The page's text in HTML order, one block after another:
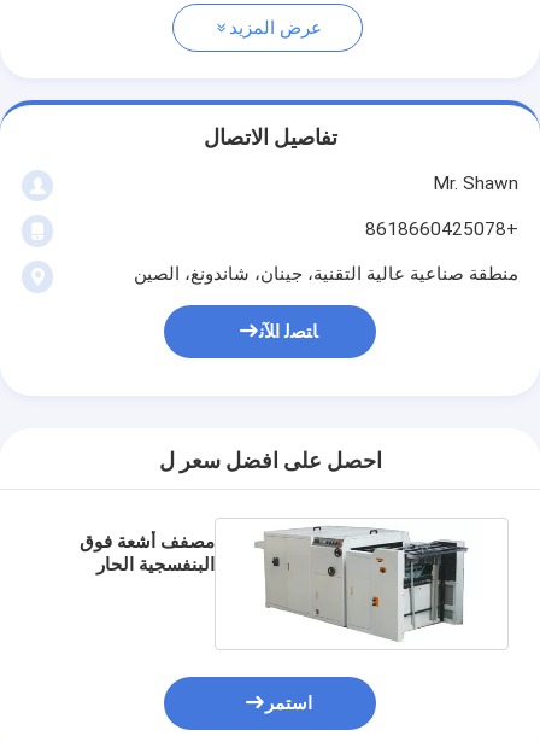
عرض المزيد
تفاصيل الاتصال
Mr. Shawn
+8618660425078
منطقة صناعية عالية التقنية، جينان، شاندونغ، الصين
ﺎﺘﺼﻟ ﺍﻶﻧ
احصل على افضل سعر ل
مصفف أشعة فوق
البنفسجية الحار
استمر